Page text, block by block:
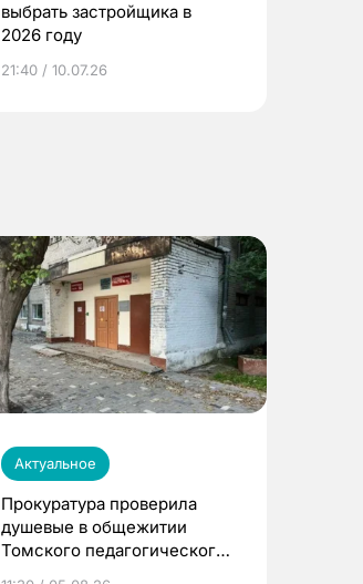
выбрать застройщика в
2026 году
21:40 / 10.07.26
Актуальное
Прокуратура проверила
душевые в общежитии
Томского педагогического